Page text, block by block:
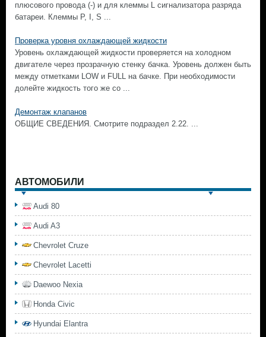
плюсового провода (-) и для клеммы L сигнализатора разряда
батареи. Клеммы Р, I, S ...
Проверка уровня охлаждающей жидкости
Уровень охлаждающей жидкости проверяется на холодном
двигателе через прозрачную стенку бачка. Уровень должен быть
между отметками LOW и FULL на бачке. При необходимости
долейте жидкость того же со ...
Демонтаж клапанов
ОБЩИЕ СВЕДЕНИЯ. Смотрите подраздел 2.22. ...
АВТОМОБИЛИ
Audi 80
Audi A3
Chevrolet Cruze
Chevrolet Lacetti
Daewoo Nexia
Honda Civic
Hyundai Elantra